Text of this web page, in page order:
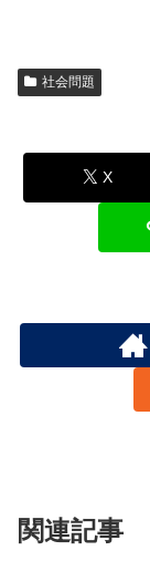
社会問題
X
関連記事